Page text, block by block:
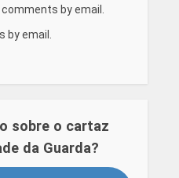
by email.
email.
sobre o cartaz
da Guarda?